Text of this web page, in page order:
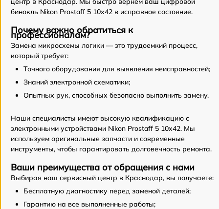
бинокль Nikon Prostaff 5 10x42 в исправное состояние.
Почему важно обратиться к
профессионалам?
Замена микросхемы логики — это трудоемкий процесс,
который требует:
Точного оборудования для выявления неисправностей;
Знаний электронной схематики;
Опытных рук, способных безопасно выполнить замену.
Наши специалисты имеют высокую квалификацию с
электронными устройствами Nikon Prostaff 5 10x42. Мы
используем оригинальные запчасти и современные
инструменты, чтобы гарантировать долговечность ремонта.
Ваши преимущества от обращения с нами
Выбирая наш сервисный центр в Краснодар, вы получаете:
Бесплатную диагностику перед заменой деталей;
Гарантию на все выполненные работы;